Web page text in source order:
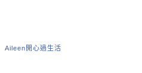
Aileen開心過生活